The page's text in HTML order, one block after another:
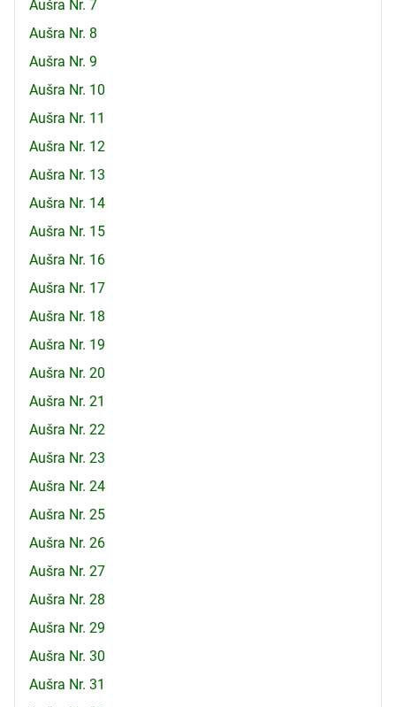
Aušra Nr. 7
Aušra Nr. 8
Aušra Nr. 9
Aušra Nr. 10
Aušra Nr. 11
Aušra Nr. 12
Aušra Nr. 13
Aušra Nr. 14
Aušra Nr. 15
Aušra Nr. 16
Aušra Nr. 17
Aušra Nr. 18
Aušra Nr. 19
Aušra Nr. 20
Aušra Nr. 21
Aušra Nr. 22
Aušra Nr. 23
Aušra Nr. 24
Aušra Nr. 25
Aušra Nr. 26
Aušra Nr. 27
Aušra Nr. 28
Aušra Nr. 29
Aušra Nr. 30
Aušra Nr. 31